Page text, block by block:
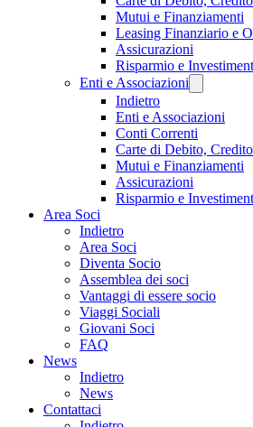
Mutui e Finanziamenti
Leasing Finanziario e
Assicurazioni
Risparmio e
Enti e Associazioni
Indietro
Enti e Associazioni
Conti Correnti
Carte di Debito,
Mutui e Finanziamenti
Assicurazioni
Risparmio e
Area Soci
Indietro
Area Soci
Diventa Socio
Assemblea dei soci
Vantaggi di essere socio
Viaggi Sociali
Giovani Soci
FAQ
News
Indietro
News
Contattaci